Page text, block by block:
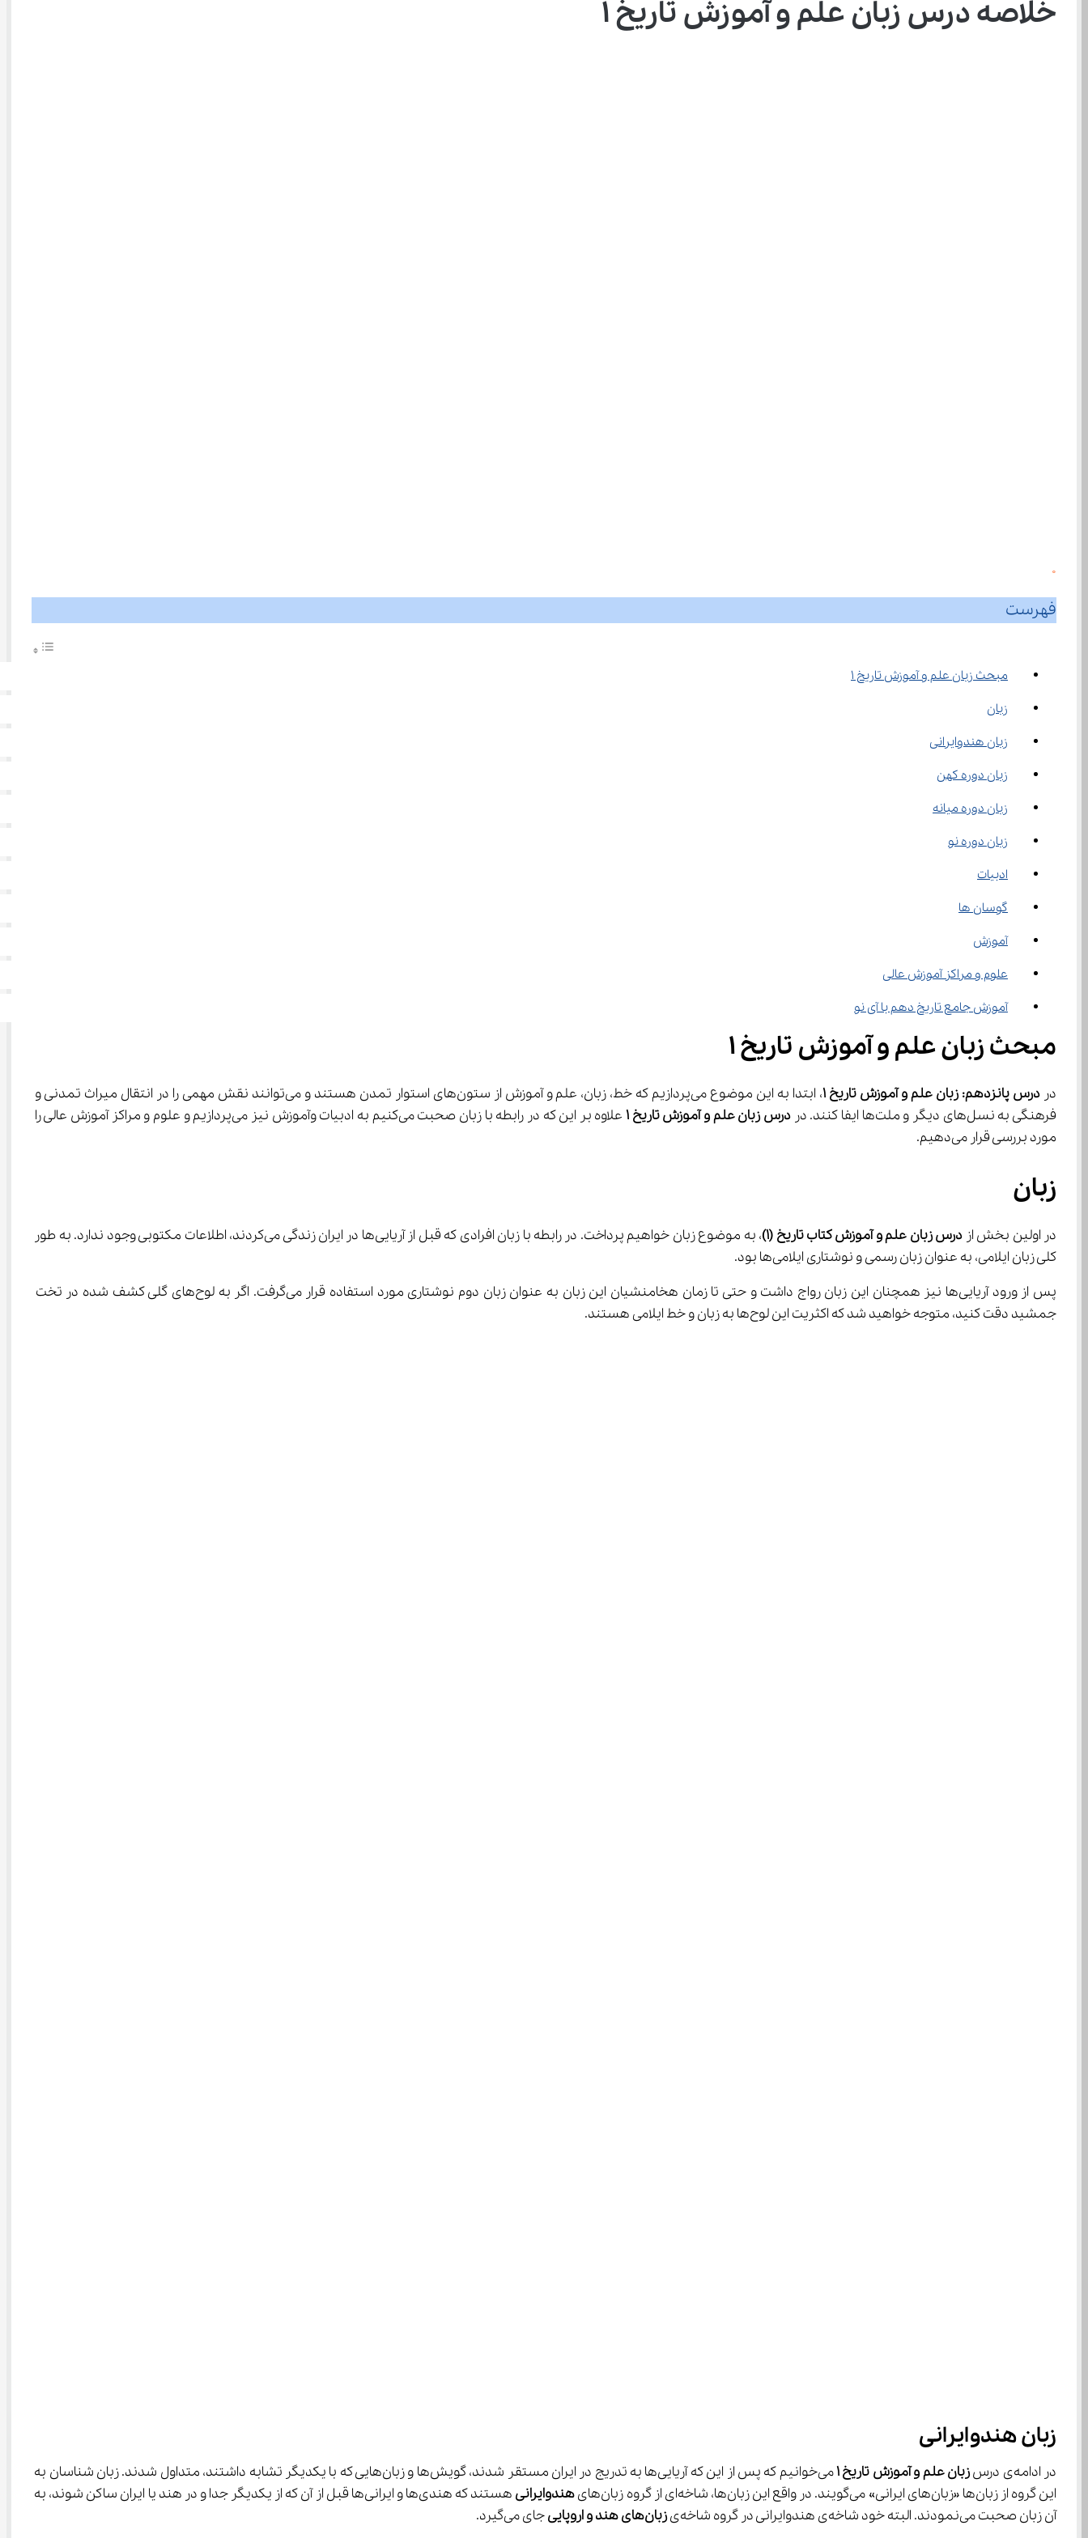
خلاصه درس زبان علم و آموزش تاریخ ۱
0
فهرست
مبحث زبان علم و آموزش تاریخ ۱
زبان
زبان هندوایرانی
زبان دوره کهن
زبان دوره میانه
زبان دوره نو
ادبیات
گوسان ها
آموزش
علوم و مراکز آموزش عالی
آموزش جامع تاریخ دهم با آی نو
مبحث زبان علم و آموزش تاریخ ۱
در درس پانزدهم: زبان علم و آموزش تاریخ ۱
، ابتدا به این موضوع می‌پردازیم که خط، زبان، علم و آموزش از ستون‌های استوار تمدن هستند و می‌توانند نقش مهمی را در انتقال میراث تمدنی و
فرهنگی به نسل‌های دیگر و ملت‌ها ایفا کنند. در
درس زبان علم و آموزش تاریخ ۱
علاوه بر این که در رابطه با زبان صحبت می‌کنیم به ادبیات وآموزش نیز می‌پردازیم و علوم و مراکز آموزش عالی را
مورد بررسی قرار می‌دهیم.
زبان
در اولین بخش از درس زبان علم و آموزش کتاب تاریخ (۱)
، به موضوع زبان خواهیم پرداخت. در رابطه با زبان افرادی که قبل از آریایی‌ها در ایران زندگی می‌کردند، اطلاعات مکتوبی وجود ندارد. به طور
کلی زبان ایلامی، به عنوان زبان رسمی و نوشتاری ایلامی‌ها بود.
پس از ورود آریایی‌ها نیز همچنان این زبان رواج داشت و حتی تا زمان هخامنشیان این زبان به عنوان زبان دوم نوشتاری مورد استفاده قرار می‌گرفت. اگر به لوح‌های گلی کشف شده در تخت
جمشید دقت کنید، متوجه خواهید شد که اکثریت این لوح‌ها به زبان و خط ایلامی هستند.
زبان هندوایرانی
در ادامه‌ی درس زبان علم و آموزش تاریخ ۱
می‌خوانیم که پس از این که آریایی‌ها به تدریج در ایران مستقر شدند، گویش‌ها و زبان‌هایی که با یکدیگر تشابه داشتند، متداول شدند. زبان شناسان به
این گروه از زبان‌ها «زبان‌های ایرانی» می‌گویند. در واقع این زبان‌ها، شاخه‌ای از گروه زبان‌های
هندوایرانی
هستند که هندی‌ها و ایرانی‌ها قبل از آن که از یکدیگر جدا و در هند یا ایران ساکن شوند، به
آن زبان صحبت می‌نمودند. البته خود شاخه‌ی هندوایرانی در گروه شاخه‌ی
زبان‌های هند و اروپایی جای می‌گیرد.